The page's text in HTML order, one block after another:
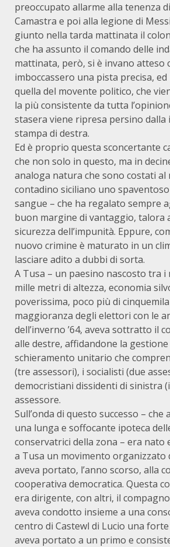
preoccupato allarme alla tenenza
Camastra e poi alla legione di
giunto nella tarda mattinata il
che ha assunto il comando delle
mattinata, però, si è invano atteso
imboccassero una pista precisa,
quella del movente politico, che
la più consistente da tutta
stasera viene ripresa persino
stampa di destra.
Ed è proprio questa sconcertante
che non solo in questo, ma in
analoga natura che sono costati al
contadino siciliano uno
sangue – che ha regalato sempre
buon margine di vantaggio, talora
sicurezza dell’impunità. Eppure,
nuovo crimine è maturato in un
lasciare adito a dubbi di sorta.
A Tusa – un paesino nascosto tra
mille metri di altezza, economia
poverissima, poco più di
maggioranza degli elettori con le
dell’inverno ’64, aveva sottratto il
alle destre, affidandone la
schieramento unitario che
(tre assessori), i socialisti (due
democristiani dissidenti di sinistra
assessore.
Sull’onda di questo successo – che
una lunga e soffocante ipoteca
conservatrici della zona – era nato
a Tusa un movimento organizzato
aveva portato, l’anno scorso, alla
cooperativa democratica. Questa
era dirigente, con altri, il
aveva condotto insieme a una
centro di Castewl di Lucio una
aveva portato a un primo e